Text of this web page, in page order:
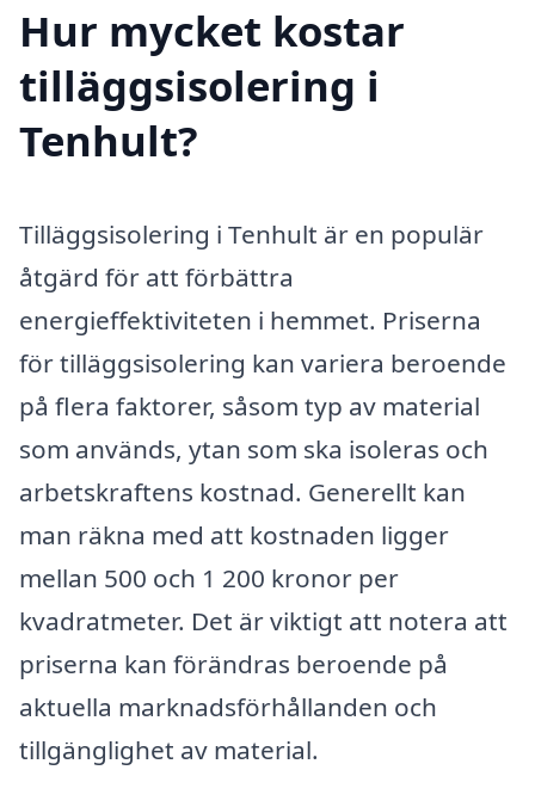
Hur mycket kostar
tilläggsisolering i
Tenhult?
Tilläggsisolering i Tenhult är en populär
åtgärd för att förbättra
energieffektiviteten i hemmet. Priserna
för tilläggsisolering kan variera beroende
på flera faktorer, såsom typ av material
som används, ytan som ska isoleras och
arbetskraftens kostnad. Generellt kan
man räkna med att kostnaden ligger
mellan 500 och 1 200 kronor per
kvadratmeter. Det är viktigt att notera att
priserna kan förändras beroende på
aktuella marknadsförhållanden och
tillgänglighet av material.